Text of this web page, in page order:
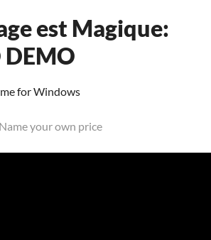
est Magique:
for Windows
Name your own price